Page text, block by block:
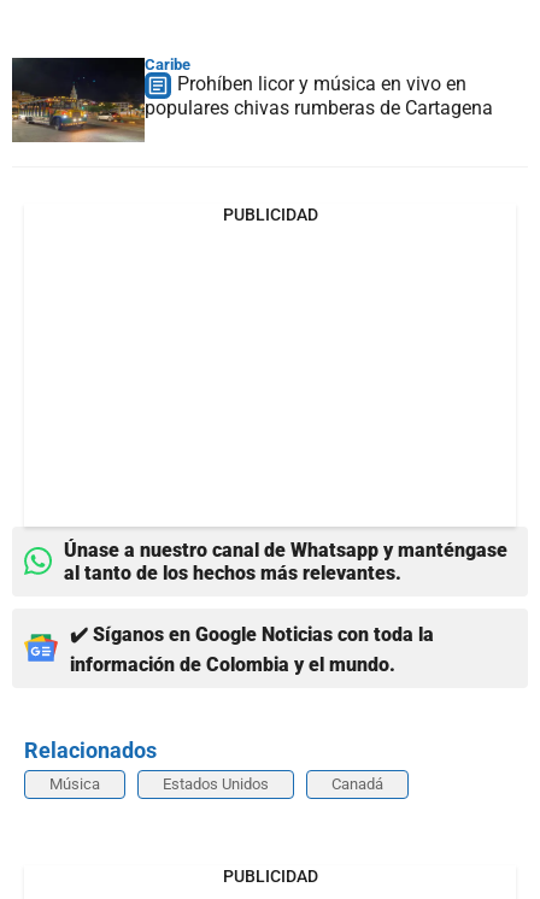
Caribe
Prohíben licor y música en vivo en
populares chivas rumberas de Cartagena
PUBLICIDAD
Únase a nuestro canal de Whatsapp y manténgase
al tanto de los hechos más relevantes.
✔️ Síganos en Google Noticias con toda la
información de Colombia y el mundo.
Relacionados
Música Estados Unidos Canadá
PUBLICIDAD